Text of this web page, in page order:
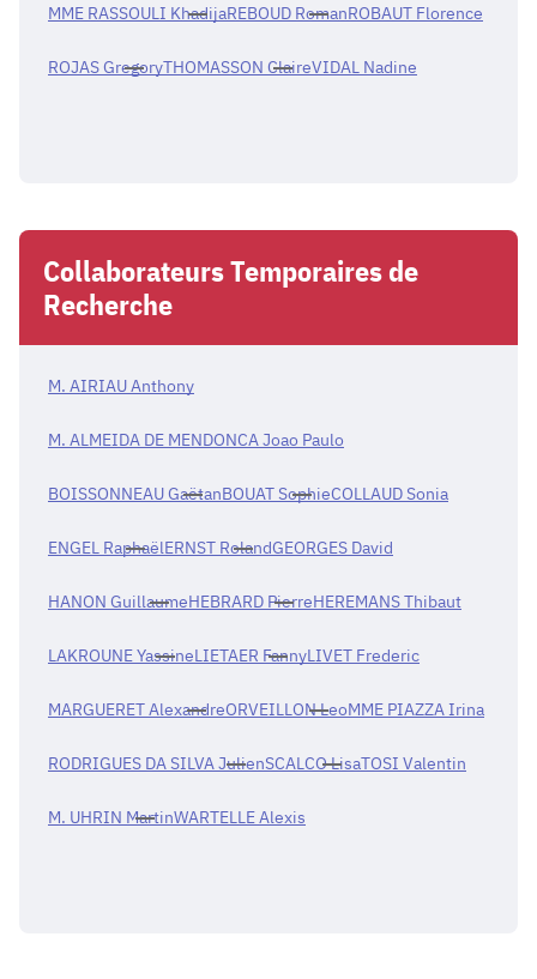
MME RASSOULI KhadijaREBOUD RomanROBAUT Florence
ROJAS GregoryTHOMASSON ClaireVIDAL Nadine
Collaborateurs Temporaires de
Recherche
M. AIRIAU Anthony
M. ALMEIDA DE MENDONCA Joao Paulo
BOISSONNEAU GaëtanBOUAT SophieCOLLAUD Sonia
ENGEL RaphaëlERNST RolandGEORGES David
HANON GuillaumeHEBRARD PierreHEREMANS Thibaut
LAKROUNE YassineLIETAER FannyLIVET Frederic
MARGUERET AlexandreORVEILLON LeoMME PIAZZA Irina
RODRIGUES DA SILVA JulienSCALCO LisaTOSI Valentin
M. UHRIN MartinWARTELLE Alexis